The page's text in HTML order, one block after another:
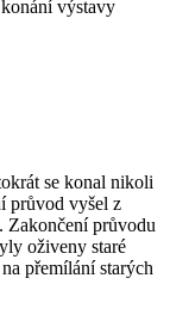
výstavy
se konal nikoli
průvod vyšel z
Zakončení průvodu
oživeny staré
přemílání starých